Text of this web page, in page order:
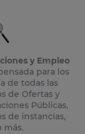
y Empleo
para los
de todas las
de Ofertas y
Públicas,
de instancias,
más.